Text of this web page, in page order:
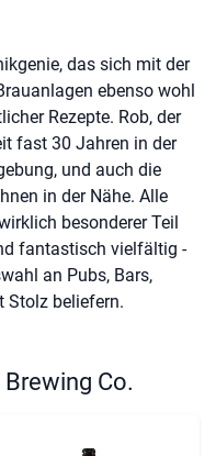
das sich mit der
ebenso wohl
Rezepte. Rob, der
fast 30 Jahren in der
und auch die
in der Nähe. Alle
besonderer Teil
fantastisch vielfältig -
an Pubs, Bars,
Stolz beliefern.
Co.